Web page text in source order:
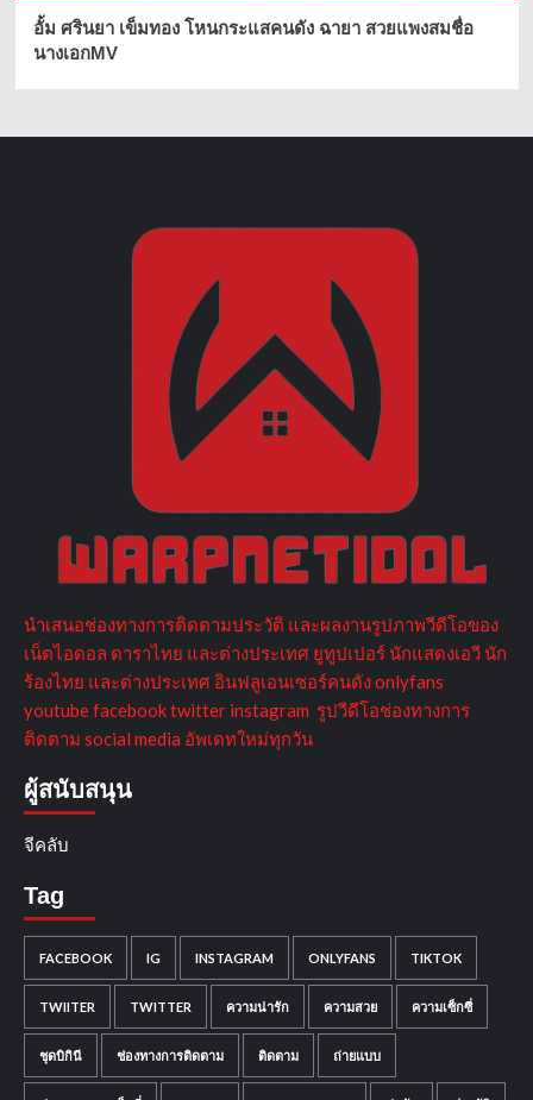
อั้ม ศรินยา เข็มทอง โหนกระแสคนดัง ฉายา สวยแพงสมชื่อ
นางเอกMV
นำเสนอช่องทางการติดตามประวัติ และผลงานรูปภาพวีดีโอของ
เน็ตไอดอล ดาราไทย และต่างประเทศ ยูทูปเปอร์ นักแสดงเอวี นัก
ร้องไทย และต่างประเทศ อินฟลูเอนเซอร์คนดัง onlyfans
youtube facebook twitter instagram รูปวีดีโอช่องทางการ
ติดตาม social media อัพเดทใหม่ทุกวัน
ผู้สนับสนุน
จีคลับ
Tag
FACEBOOK IG INSTAGRAM ONLYFANS TIKTOK
TWIITER TWITTER ความน่ารัก ความสวย ความเซ็กซี่
ชุดบิกินี ช่องทางการติดตาม ติดตาม ถ่ายแบบ